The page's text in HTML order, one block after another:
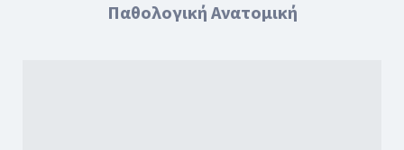
Παθολογική Ανατομική